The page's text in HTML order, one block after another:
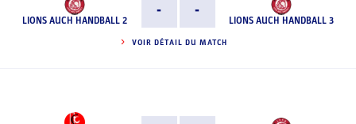
LIONS AUCH HANDBALL 2
- -
LIONS AUCH HANDBALL 3
VOIR DÉTAIL DU MATCH